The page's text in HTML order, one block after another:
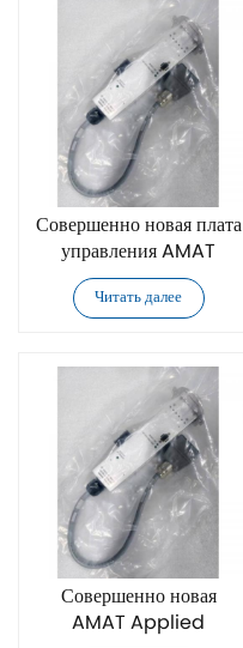
Совершенно новая плата
управления AMAT
Applied Materials
0010-34855
Читать далее
Совершенно новая
AMAT Applied